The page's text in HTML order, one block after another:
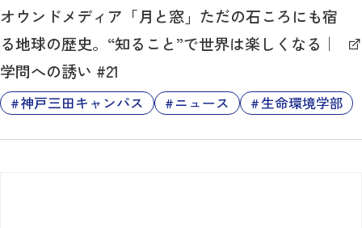
オウンドメディア「月と窓」ただの石ころにも宿
る地球の歴史。“知ること”で世界は楽しくなる｜
学問への誘い #21
神戸三田キャンパス ニュース 生命環境学部